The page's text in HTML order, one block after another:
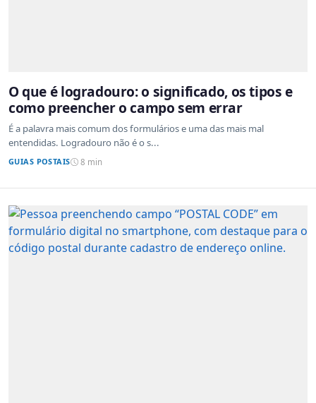
O que é logradouro: o significado, os tipos e
como preencher o campo sem errar
É a palavra mais comum dos formulários e uma das mais mal
entendidas. Logradouro não é o s...
GUIAS POSTAIS 8 min